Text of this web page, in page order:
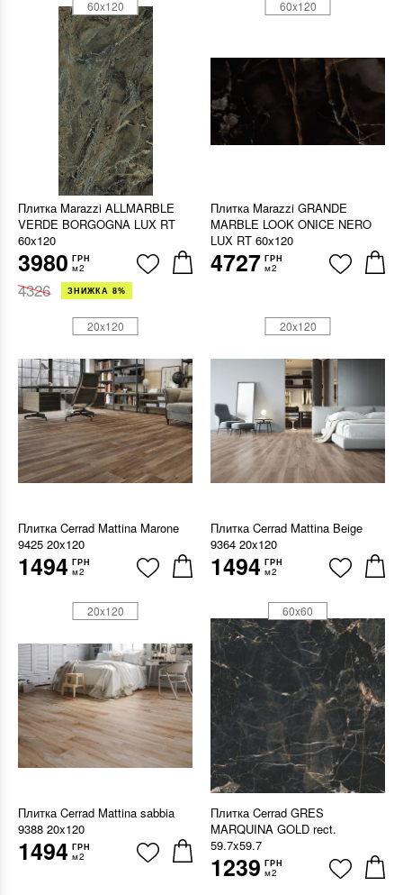
Плитка Marazzi ALLMARBLE
VERDE BORGOGNA LUX RT
60x120
3980 ГРН
м2
4326 ЗНИЖКА 8%
60x120
Плитка Marazzi GRANDE
MARBLE LOOK ONICE NERO
LUX RT 60x120
4727 ГРН
м2
60x120
Плитка Cerrad Mattina Marone
9425 20x120
1494 ГРН
м2
20x120
Плитка Cerrad Mattina Beige
9364 20x120
1494 ГРН
м2
20x120
Плитка Cerrad Mattina sabbia
9388 20x120
1494 ГРН
м2
20x120
Плитка Cerrad GRES
MARQUINA GOLD rect.
59.7x59.7
1239 ГРН
м2
60x60